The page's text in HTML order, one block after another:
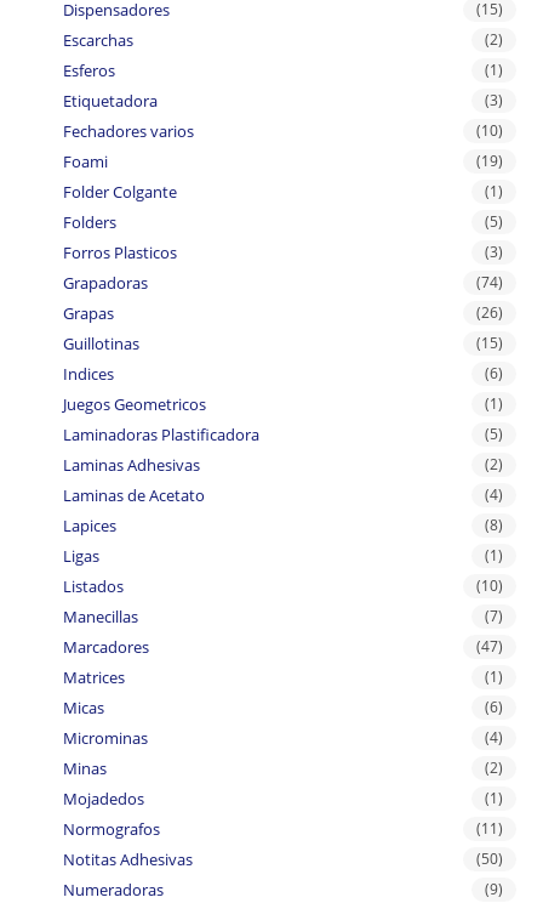
Dispensadores (15)
Escarchas (2)
Esferos (1)
Etiquetadora (3)
Fechadores varios (10)
Foami (19)
Folder Colgante (1)
Folders (5)
Forros Plasticos (3)
Grapadoras (74)
Grapas (26)
Guillotinas (15)
Indices (6)
Juegos Geometricos (1)
Laminadoras Plastificadora (5)
Laminas Adhesivas (2)
Laminas de Acetato (4)
Lapices (8)
Ligas (1)
Listados (10)
Manecillas (7)
Marcadores (47)
Matrices (1)
Micas (6)
Microminas (4)
Minas (2)
Mojadedos (1)
Normografos (11)
Notitas Adhesivas (50)
Numeradoras (9)